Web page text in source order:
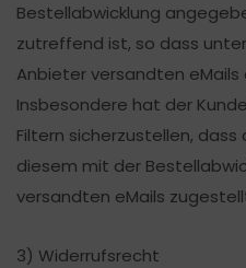
Bestellabwicklung
zutreffend ist, so dass
Anbieter versandten
Insbesondere hat der
Filtern sicherzustellen,
diesem mit der
versandten eMails
3) Widerrufsrecht